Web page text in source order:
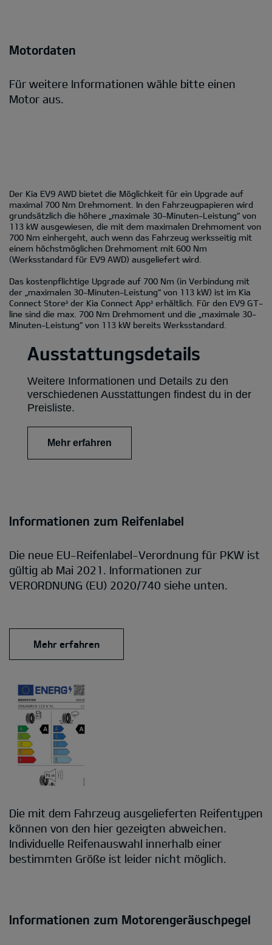
Motordaten
Für weitere Informationen wähle bitte einen
Motor aus.
Der Kia EV9 AWD bietet die Möglichkeit für ein Upgrade auf
maximal 700 Nm Drehmoment. In den Fahrzeugpapieren wird
grundsätzlich die höhere „maximale 30-Minuten-Leistung“ von
113 kW ausgewiesen, die mit dem maximalen Drehmoment von
700 Nm einhergeht, auch wenn das Fahrzeug werksseitig mit
einem höchstmöglichen Drehmoment mit 600 Nm
(Werksstandard für EV9 AWD) ausgeliefert wird.
Das kostenpflichtige Upgrade auf 700 Nm (in Verbindung mit
der „maximalen 30-Minuten-Leistung“ von 113 kW) ist im Kia
Connect Store3 der Kia Connect App3 erhältlich. Für den EV9 GT-
line sind die max. 700 Nm Drehmoment und die „maximale 30-
Minuten-Leistung“ von 113 kW bereits Werksstandard.
Ausstattungsdetails
Weitere Informationen und Details zu den
verschiedenen Ausstattungen findest du in der
Preisliste.
Mehr erfahren
Informationen zum Reifenlabel
Die neue EU-Reifenlabel-Verordnung für PKW ist
gültig ab Mai 2021. Informationen zur
VERORDNUNG (EU) 2020/740 siehe unten.
Mehr erfahren
Die mit dem Fahrzeug ausgelieferten Reifentypen
können von den hier gezeigten abweichen.
Individuelle Reifenauswahl innerhalb einer
bestimmten Größe ist leider nicht möglich.
Informationen zum Motorengeräuschpegel